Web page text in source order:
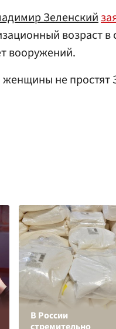
Зеленский
возраст в
вооружений.
женщины не простят
В России